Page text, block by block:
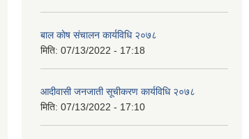
बाल काेष संचालन कार्यविधि २०७८
मिति: 07/13/2022 - 17:18
आदीवासी जनजाती सूचीकरण कार्यविधि २०७८
मिति: 07/13/2022 - 17:10